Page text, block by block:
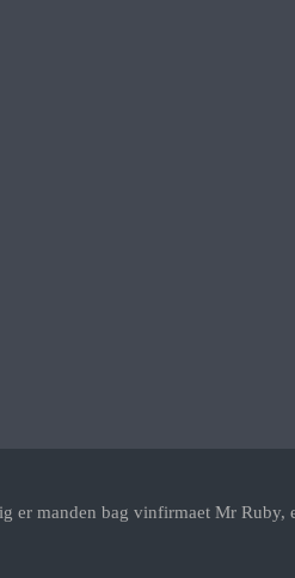
er manden bag vinfirmaet Mr